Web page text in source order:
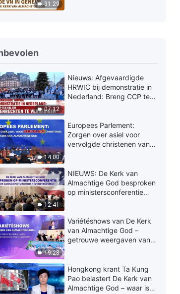
31:29
07:12
Nieuws: Afgevaardigde
HRWIC bij demonstratie in
Nederland: Breng CCP ten
14:00
Europees Parlement:
Zorgen over asiel voor
vervolgde christenen van
12:41
NIEUWS: De Kerk van
Almachtige God besproken
op ministersconferentie
19:28
Variétéshows van De Kerk
van Almachtige God –
getrouwe weergaven van
Hongkong krant Ta Kung
Pao belastert De Kerk van
Almachtige God – waar is